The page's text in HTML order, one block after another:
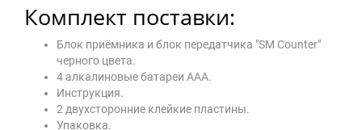
Комплект поставки:
Блок приёмника и блок передатчика "SM Counter"
черного цвета.
4 алкалиновые батареи АAA.
Инструкция.
2 двухсторонние клейкие пластины.
Упаковка.